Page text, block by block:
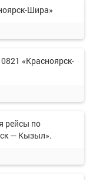
Шира»
«Красноярск-
рейсы по
— Кызыл».